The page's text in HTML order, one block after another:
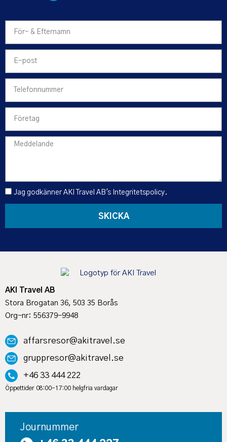
Jag godkänner AKI Travel AB's Integritetspolicy.
SKICKA
AKI Travel AB
Stora Brogatan 36, 503 35 Borås
Org-nr: 556379-9948
affarsresor@akitravel.se
gruppresor@akitravel.se
Journummer
+46 33 444 222
Öppettider 08:00-17:00 helgfria vardagar